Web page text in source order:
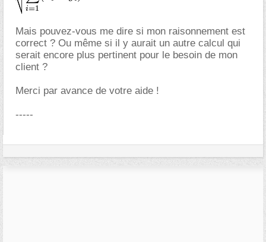
Mais pouvez-vous me dire si mon raisonnement est
correct ? Ou même si il y aurait un autre calcul qui
serait encore plus pertinent pour le besoin de mon
client ?
Merci par avance de votre aide !
-----